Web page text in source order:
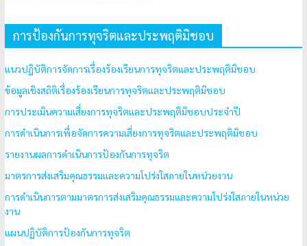
การป้องกันการทุจริตและประพฤติมิชอบ
แนวปฏิบัติการจัดการเรื่องร้องเรียนการทุจริตและประพฤติมิชอบ
ข้อมูลเชิงสถิติเรื่องร้องเรียนการทุจริตและประพฤติมิชอบ
การประเมินความเสี่ยงการทุจริตและประพฤติมิชอบประจำปี
การดำเนินการเพื่อจัดการความเสี่ยงการทุจริตและประพฤติมิชอบ
รายงานผลการดำเนินการป้องกันการทุจริต
มาตรการส่งเสริมคุณธรรมและความโปร่งใสภายในหน่วยงาน
การดำเนินการตามมาตรการส่งเสริมคุณธรรมและความโปร่งใสภายในหน่วย
งาน
แผนปฏิบัติการป้องกันการทุจริต